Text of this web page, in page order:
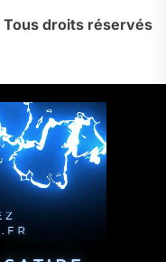
Tous droits réservés